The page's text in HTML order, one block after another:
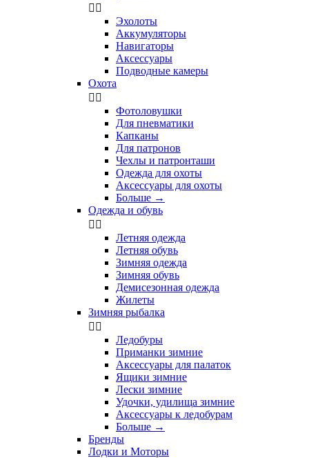
 
Эхолоты
Аккумуляторы
Навигаторы
Аксессуары
Подводные камеры
Охота
 
Фотоловушки
Для пневматики
Капканы
Для патронов
Чехлы и патронташи
Одежда для охоты
Аксессуары для охоты
Больше →
Одежда и обувь
 
Летняя одежда
Летняя обувь
Зимняя одежда
Зимняя обувь
Демисезонная одежда
Жилеты
Зимняя рыбалка
 
Ледобуры
Приманки зимние
Аксессуары для палаток
Ящики зимние
Лески зимние
Удочки, удилища зимние
Аксессуары к ледобурам
Больше →
Бренды
Лодки и Моторы